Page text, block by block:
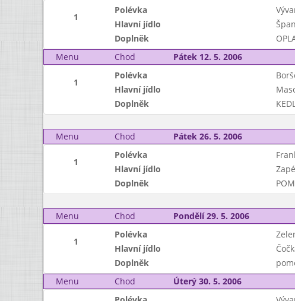
1
Polévka
Hlavní jídlo
Doplněk
Menu
Chod Pátek 12. 5. 2006
1
Polévka
Hlavní jídlo
Doplněk
Menu
Chod Pátek 26. 5. 2006
1
Polévka
Hlavní jídlo
Doplněk
Menu
Chod Pondělí 29. 5. 2006
1
Polévka
Hlavní jídlo
Doplněk
Menu
Chod Úterý 30. 5. 2006